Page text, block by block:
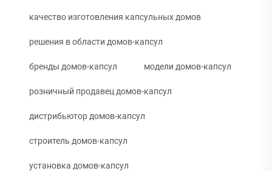
качество изготовления капсульных домов
решения в области домов-капсул
бренды домов-капсул модели домов-капсул
розничный продавец домов-капсул
дистрибьютор домов-капсул
строитель домов-капсул
установка домов-капсул